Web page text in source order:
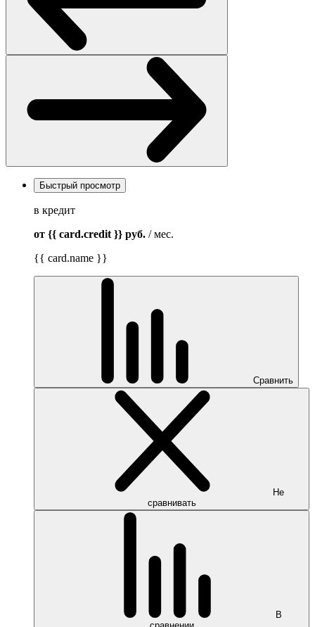
Быстрый просмотр
в кредит
от {{ card.credit }} руб. / мес.
{{ card.name }}
Сравнить
Не
сравнивать
В